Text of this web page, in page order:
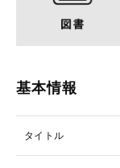
基本情報
タイトル